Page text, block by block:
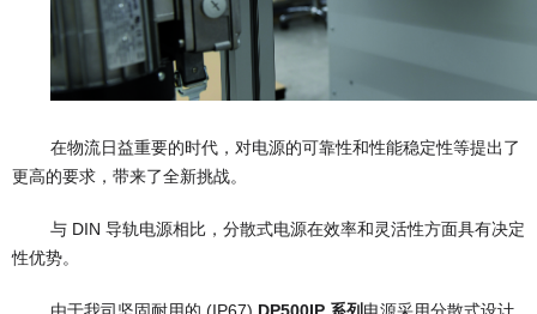
在物流日益重要的时代，对电源的可靠性和性能稳定性等提出了
更高的要求，带来了全新挑战。
与 DIN 导轨电源相比，分散式电源在效率和灵活性方面具有决定
性优势。
由于我司坚固耐用的 (IP67) DP500IP 系列 电源采用分散式设计